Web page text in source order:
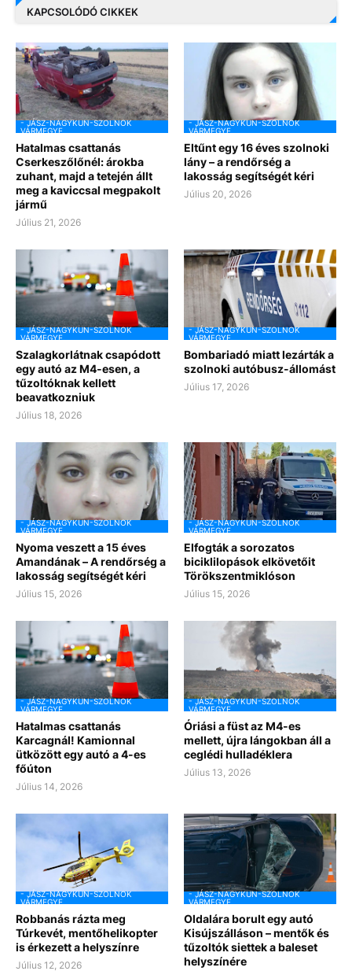
KAPCSOLÓDÓ CIKKEK
- JÁSZ-NAGYKUN-SZOLNOK
VÁRMEGYE
Hatalmas csattanás
Cserkeszőlőnél: árokba
zuhant, majd a tetején állt
meg a kaviccsal megpakolt
jármű
Július 21, 2026
- JÁSZ-NAGYKUN-SZOLNOK
VÁRMEGYE
Eltűnt egy 16 éves szolnoki
lány – a rendőrség a
lakosság segítségét kéri
Július 20, 2026
- JÁSZ-NAGYKUN-SZOLNOK
VÁRMEGYE
Szalagkorlátnak csapódott
egy autó az M4-esen, a
tűzoltóknak kellett
beavatkozniuk
Július 18, 2026
- JÁSZ-NAGYKUN-SZOLNOK
VÁRMEGYE
Bombariadó miatt lezárták a
szolnoki autóbusz-állomást
Július 17, 2026
- JÁSZ-NAGYKUN-SZOLNOK
VÁRMEGYE
Nyoma veszett a 15 éves
Amandának – A rendőrség a
lakosság segítségét kéri
Július 15, 2026
- JÁSZ-NAGYKUN-SZOLNOK
VÁRMEGYE
Elfogták a sorozatos
biciklilopások elkövetőit
Törökszentmiklóson
Július 15, 2026
- JÁSZ-NAGYKUN-SZOLNOK
VÁRMEGYE
Hatalmas csattanás
Karcagnál! Kamionnal
ütközött egy autó a 4-es
főúton
Július 14, 2026
- JÁSZ-NAGYKUN-SZOLNOK
VÁRMEGYE
Óriási a füst az M4-es
mellett, újra lángokban áll a
ceglédi hulladéklera
Július 13, 2026
- JÁSZ-NAGYKUN-SZOLNOK
VÁRMEGYE
Robbanás rázta meg
Túrkevét, mentőhelikopter
is érkezett a helyszínre
Július 12, 2026
- JÁSZ-NAGYKUN-SZOLNOK
VÁRMEGYE
Oldalára borult egy autó
Kisújszálláson – mentők és
tűzoltók siettek a baleset
helyszínére